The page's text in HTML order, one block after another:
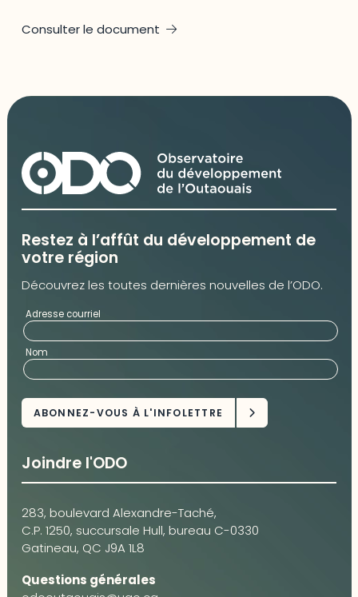
Consulter le document
Restez à l’affût du développement de
votre région
Découvrez les toutes dernières nouvelles de l’ODO.
Adresse courriel
Nom
Joindre l'ODO
283, boulevard Alexandre-Taché,
C.P. 1250, succursale Hull, bureau C-0330
Gatineau, QC J9A 1L8
Questions générales